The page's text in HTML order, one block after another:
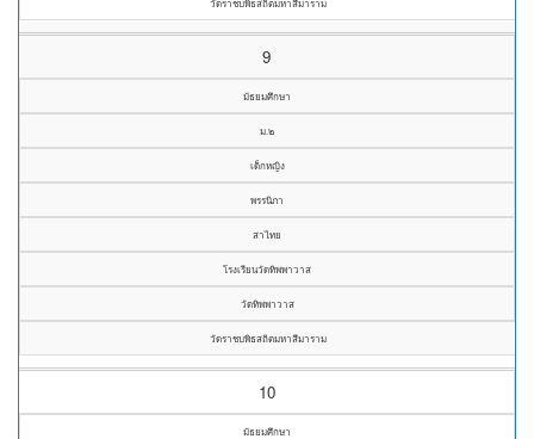
วัดราชบพิธสถิตมหาสีมาราม
9
มัธยมศึกษา
ม.๒
เด็กหญิง
พรรนิภา
สาไทย
โรงเรียนวัดทิพพาวาส
วัดทิพพาวาส
วัดราชบพิธสถิตมหาสีมาราม
10
มัธยมศึกษา